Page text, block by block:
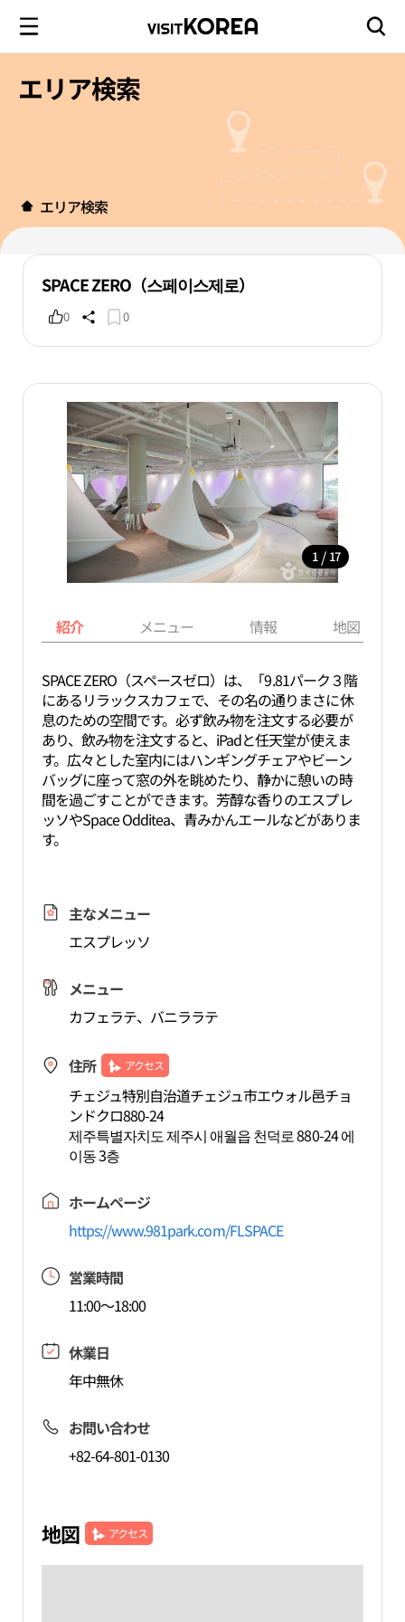
エリア検索
エリア検索
SPACE ZERO（스페이스제로）
0 0
1 / 17
紹介 メニュー 情報 地図
SPACE ZERO（スペースゼロ）は、「9.81パーク３階
にあるリラックスカフェで、その名の通りまさに休
息のための空間です。必ず飲み物を注文する必要が
あり、飲み物を注文すると、iPadと任天堂が使えま
す。広々とした室内にはハンギングチェアやビーン
バッグに座って窓の外を眺めたり、静かに憩いの時
間を過ごすことができます。芳醇な香りのエスプレ
ッソやSpace Odditea、青みかんエールなどがありま
す。
主なメニュー
エスプレッソ
メニュー
カフェラテ、バニララテ
住所 アクセス
チェジュ特別自治道チェジュ市エウォル邑チョ
ンドクロ880-24
제주특별자치도 제주시 애월읍 천덕로 880-24 에
이동 3층
ホームページ
https://www.981park.com/FLSPACE
営業時間
11:00～18:00
休業日
年中無休
お問い合わせ
+82-64-801-0130
地図 アクセス